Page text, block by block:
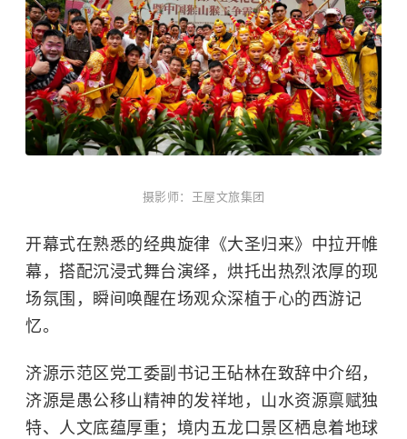
摄影师：王屋文旅集团
开幕式在熟悉的经典旋律《大圣归来》中拉开帷
幕，搭配沉浸式舞台演绎，烘托出热烈浓厚的现
场氛围，瞬间唤醒在场观众深植于心的西游记
忆。
济源示范区党工委副书记王砧林在致辞中介绍，
济源是愚公移山精神的发祥地，山水资源禀赋独
特、人文底蕴厚重；境内五龙口景区栖息着地球